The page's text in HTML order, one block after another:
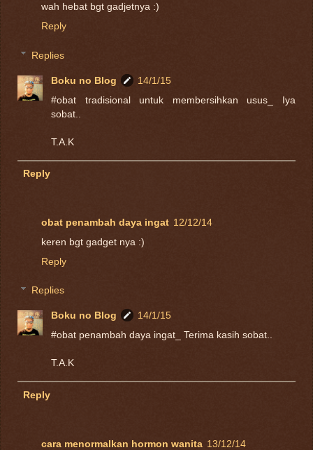
wah hebat bgt gadjetnya :)
Reply
Replies
Boku no Blog
14/1/15
#obat tradisional untuk membersihkan usus_ Iya
sobat..
T.A.K
Reply
obat penambah daya ingat 12/12/14
keren bgt gadget nya :)
Reply
Replies
Boku no Blog
14/1/15
#obat penambah daya ingat_ Terima kasih sobat..
T.A.K
Reply
cara menormalkan hormon wanita 13/12/14